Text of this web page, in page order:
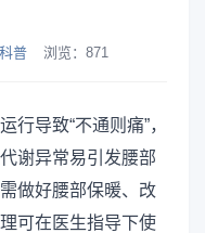
普 浏览： 871
行导致“不通则痛”，
谢异常易引发腰部
做好腰部保暖、改
可在医生指导下使